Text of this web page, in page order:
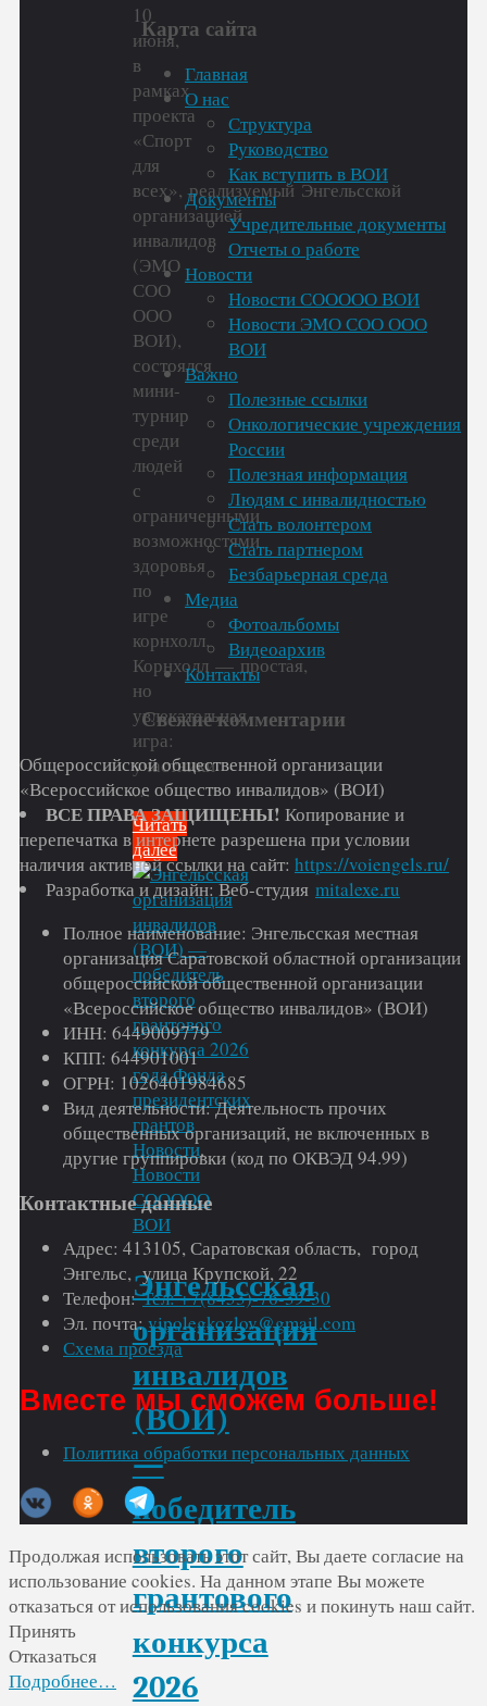
10
июня,
в
рамках
проекта
«Спорт
для
всех», реализуемый Энгельсской
организацией
инвалидов
(ЭМО
СОО
ООО
ВОИ),
состоялся
мини-
турнир
среди
людей
с
ограниченными
возможностями
здоровья
по
игре
корнхолл.
Корнхолл — простая,
но
увлекательная
игра:
участники
…
Читать
далее
"Состоялся
мини-
турнир
по
игре
корнхолл
среди
людей
с
ограниченными
возможностями
здоровья
(ОВЗ)"
Новости,
Новости
СООООО
ВОИ
Энгельсская
организация
инвалидов
(ВОИ)
—
победитель
второго
грантового
конкурса
2026
Карта сайта
Главная
О нас
Структура
Руководство
Как вступить в ВОИ
Документы
Учредительные документы
Отчеты о работе
Новости
Новости СООООО ВОИ
Новости ЭМО СОО ООО
ВОИ
Важно
Полезные ссылки
Онкологические учреждения
России
Полезная информация
Людям с инвалидностью
Стать волонтером
Стать партнером
Безбарьерная среда
Медиа
Фотоальбомы
Видеоархив
Контакты
Свежие комментарии
Общероссийской общественной организации
«Всероссийское общество инвалидов» (ВОИ)
ВСЕ ПРАВА ЗАЩИЩЕНЫ! Копирование и
перепечатка в интернете разрешена при условии
наличия активной ссылки на сайт: https://voiengels.ru/
Разработка и дизайн: Веб-студия mitalexe.ru
Полное наименование: Энгельсская местная
организация Саратовской областной организации
общероссийской общественной организации
«Всероссийское общество инвалидов» (ВОИ)
ИНН: 6449009779
КПП: 644901001
ОГРН: 1026401984685
Вид деятельности: Деятельность прочих
общественных организаций, не включенных в
другие группировки (код по ОКВЭД 94.99)
Контактные данные
Адрес: 413105, Саратовская область, город
Энгельс, улица Крупской, 22
Телефон:Тел: +7(8453)-76-39-30
Эл. почта:vipolegkozlov@gmail.com
Схема проезда
Вместе мы сможем больше!
Политика обработки персональных данных
Продолжая использовать этот сайт, Вы даете согласие на
использование cookies. На данном этапе Вы можете
отказаться от использования cookies и покинуть наш сайт.
Принять
Отказаться
Подробнее…